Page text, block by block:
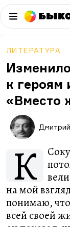
ЛИТЕРАТУРА
к героям
«Вместо
К
на мой
понимаю,
всей своей